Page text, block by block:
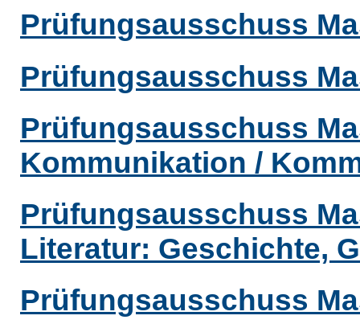
Prüfungsausschuss
Prüfungsausschuss
Prüfungsausschuss
Kommunikation /
Prüfungsausschuss
Literatur: Geschichte,
Prüfungsausschuss